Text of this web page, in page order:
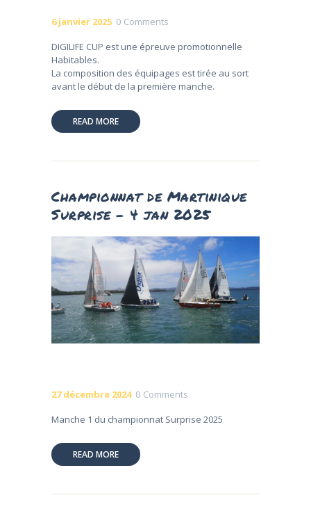
6 janvier 2025 0 Comments
DIGILIFE CUP est une épreuve promotionnelle
Habitables.
La composition des équipages est tirée au sort
avant le début de la première manche.
READ MORE
Championnat de Martinique
Surprise – 4 jan 2025
27 décembre 2024 0 Comments
Manche 1 du championnat Surprise 2025
READ MORE